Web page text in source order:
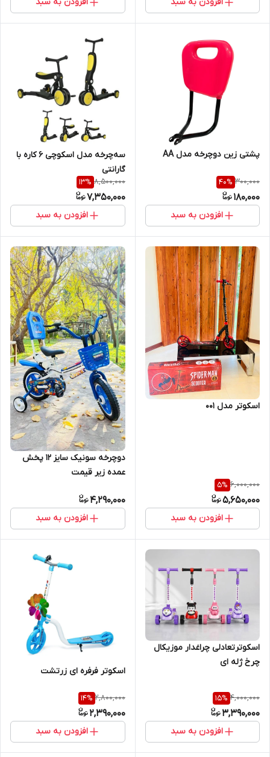
پشتی زین دوچرخه مدل AA
300,000
40%
180,000
افزودن به سبد
سه‌چرخه مدل اسکوچی ۶ کاره با
گارانتی
8,500,000
13%
7,350,000
افزودن به سبد
اسکوتر مدل 001
6,000,000
5%
5,650,000
افزودن به سبد
دوچرخه سونیک سایز ۱۲ پخش
عمده زیر قیمت
4,290,000
افزودن به سبد
اسکوترتعادلی چراغدار موزیکال
چرخ ژله ای
4,000,000
15%
3,390,000
افزودن به سبد
اسکوتر فرفره ای زرتشت
2,800,000
14%
2,390,000
افزودن به سبد